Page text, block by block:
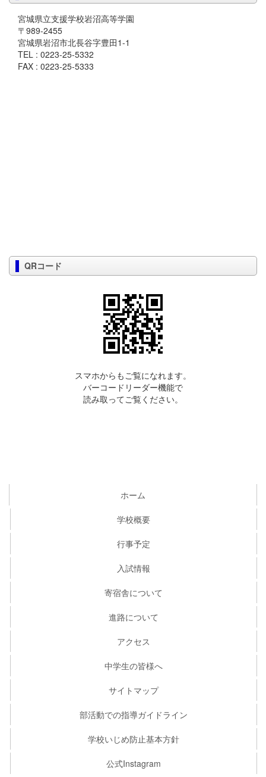
宮城県立支援学校岩沼高等学園
〒989-2455
宮城県岩沼市北長谷字豊田1-1
TEL : 0223-25-5332
FAX : 0223-25-5333
QRコード
スマホからもご覧になれます。
バーコードリーダー機能で
読み取ってご覧ください。
ホーム
学校概要
行事予定
入試情報
寄宿舎について
進路について
アクセス
中学生の皆様へ
サイトマップ
部活動での指導ガイドライン
学校いじめ防止基本方針
公式Instagram